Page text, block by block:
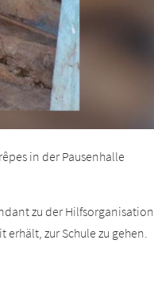
in der Pausenhalle
zuder Hilfsorganisation
erhält, zur Schule zu gehen.